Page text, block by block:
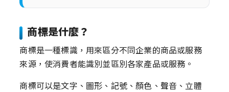
商標是什麼？
商標是一種標識，用來區分不同企業的商品或服務
來源，使消費者能識別並區別各家產品或服務。
商標可以是文字、圖形、記號、顏色、聲音、立體